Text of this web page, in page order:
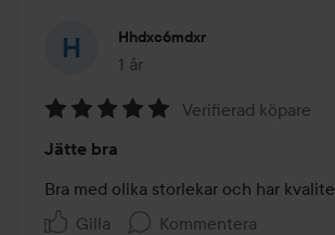
Hhdxc6mdxr
1 år
Inlägget skapades 1 år
5
av
5
Verifierad köpare
Jätte bra
Bra med olika storlekar och har kvalite
Gilla
Kommentera